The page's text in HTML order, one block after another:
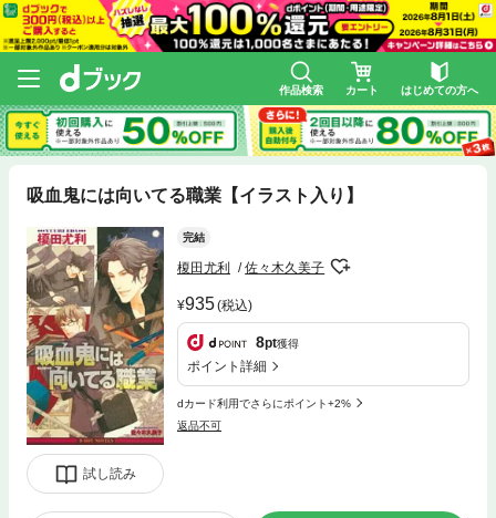
作品検索 カート はじめての方へ
吸血鬼には向いてる職業【イラスト入り】
試し読み
完結
榎田尤利 佐々木久美子
935(税込)
8pt獲得
ポイント詳細
dカード利用でさらにポイント+2%
返品不可